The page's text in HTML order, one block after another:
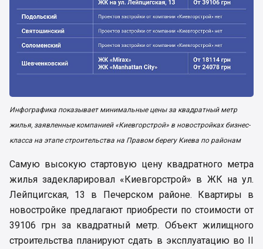
Инфографика показывает минимальные цены за квадратный метр
жилья, заявленные компанией «Киевгорстрой» в новостройках бизнес-
класса на этапе строительства на Правом берегу Киева по районам
Самую высокую стартовую цену квадратного метра
жилья задекларировал «Киевгорстрой» в ЖК на ул.
Лейпцигская, 13 в Печерском районе. Квартиры в
новостройке предлагают приобрести по стоимости от
39106 грн за квадратный метр. Объект жилищного
строительства планируют сдать в эксплуатацию во II